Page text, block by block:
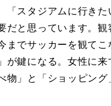
「スタジアムに行きた
だと思っています。観
までサッカーを観てこ
が鍵になる。女性に来
物」と「ショッピング